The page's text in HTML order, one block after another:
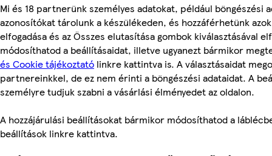
Mi és 18 partnerünk személyes adatokat, például böngészési
azonosítókat tárolunk a készülékeden, és hozzáférhetünk
elfogadása és az Összes elutasítása gombok kiválasztásával
módosíthatod a beállításaidat, illetve ugyanezt bármikor
és Cookie tájékoztató linkre kattintva is. A választásaidat
partnereinkkel, de ez nem érinti a böngészési adataidat. A
személyre tudjuk szabni a vásárlási élményedet az oldalon.
A hozzájárulási beállításokat bármikor módosíthatod a
beállítások linkre kattintva.